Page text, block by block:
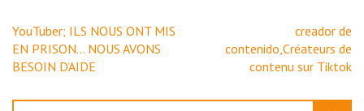
Navigation
de
l’article
YouTuber; ILS NOUS ONT MIS
EN PRISON… NOUS AVONS
BESOIN D’AIDE
creador de
contenido,Créateurs de
contenu sur Tiktok